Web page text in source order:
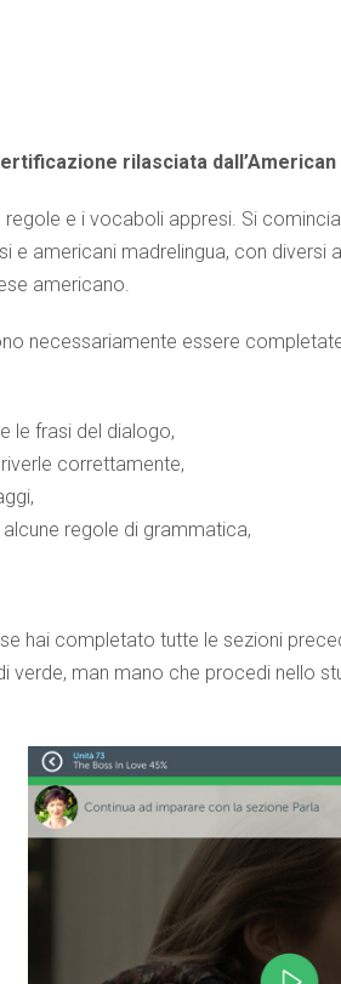
rilasciata
e i vocaboli appresi. Si
e americani madrelingua, con diversi
americano.
necessariamente essere
le frasi del dialogo,
correttamente,
regole di grammatica,
hai completato tutte le sezioni
man mano che procedi nello